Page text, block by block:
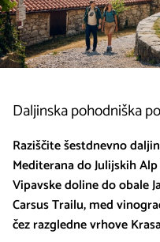
Daljinska pohodniška
Raziščite šestdnevno
Mediterana do Julijskih
Vipavske doline do obale
Carsus Trailu, med
čez razgledne vrhove